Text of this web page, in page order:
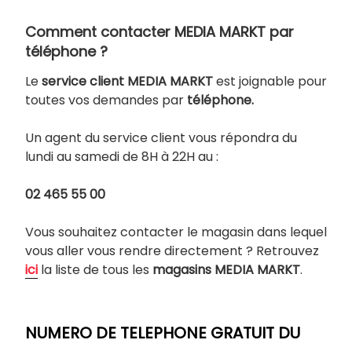
Comment contacter MEDIA MARKT par
téléphone ?
Leservice client MEDIA MARKTest joignable pour
toutes vos demandes par téléphone.
Un agent du service client vous répondra du
lundi au samedi de 8H à 22H au :
02 465 55 00
Vous souhaitez contacter le magasin dans lequel
vous aller vous rendre directement ? Retrouvez
ici la liste de tous les magasins MEDIA MARKT.
NUMERO DE TELEPHONE GRATUIT DU